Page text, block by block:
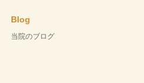
Blog
当院のブログ